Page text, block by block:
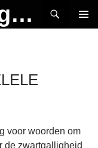
MAD Media Magazine
voor woorden om
de zwartgalligheid